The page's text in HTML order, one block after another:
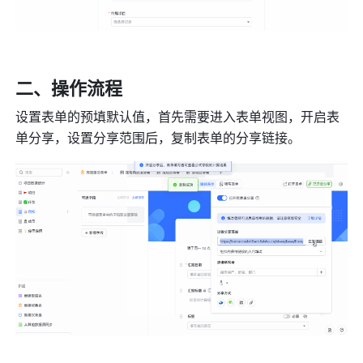
二、操作流程
设置表单的预填默认值，首先需要进入表单视图，开启表
单分享，设置分享范围后，复制表单的分享链接。